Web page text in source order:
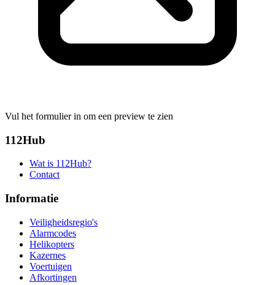
Vul het formulier in om een preview te zien
112Hub
Wat is 112Hub?
Contact
Informatie
Veiligheidsregio's
Alarmcodes
Helikopters
Kazernes
Voertuigen
Afkortingen